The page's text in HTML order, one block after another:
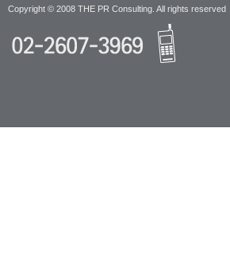
Copyright © 2008 THE PR Consulting. All rights reserved